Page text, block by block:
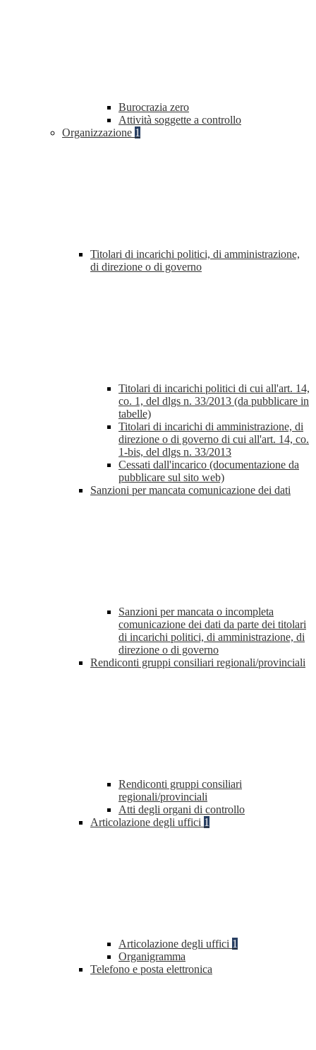
Burocrazia zero
Attività soggette a controllo
Organizzazione 1
Titolari di incarichi politici, di amministrazione,
di direzione o di governo
Titolari di incarichi politici di cui all'art. 14,
co. 1, del dlgs n. 33/2013 (da pubblicare in
tabelle)
Titolari di incarichi di amministrazione, di
direzione o di governo di cui all'art. 14, co.
1-bis, del dlgs n. 33/2013
Cessati dall'incarico (documentazione da
pubblicare sul sito web)
Sanzioni per mancata comunicazione dei dati
Sanzioni per mancata o incompleta
comunicazione dei dati da parte dei titolari
di incarichi politici, di amministrazione, di
direzione o di governo
Rendiconti gruppi consiliari regionali/provinciali
Rendiconti gruppi consiliari
regionali/provinciali
Atti degli organi di controllo
Articolazione degli uffici 1
Articolazione degli uffici 1
Organigramma
Telefono e posta elettronica